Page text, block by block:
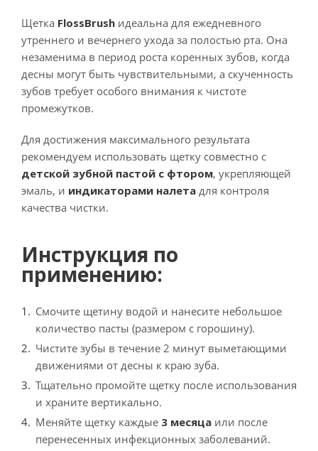
Щетка FlossBrush идеальна для ежедневного
утреннего и вечернего ухода за полостью рта. Она
незаменима в период роста коренных зубов, когда
десны могут быть чувствительными, а скученность
зубов требует особого внимания к чистоте
промежутков.
Для достижения максимального результата
рекомендуем использовать щетку совместно с
детской зубной пастой с фтором, укрепляющей
эмаль, и индикаторами налета для контроля
качества чистки.
Инструкция по
применению:
Смочите щетину водой и нанесите небольшое
количество пасты (размером с горошину).
Чистите зубы в течение 2 минут выметающими
движениями от десны к краю зуба.
Тщательно промойте щетку после использования
и храните вертикально.
Меняйте щетку каждые 3 месяца или после
перенесенных инфекционных заболеваний.